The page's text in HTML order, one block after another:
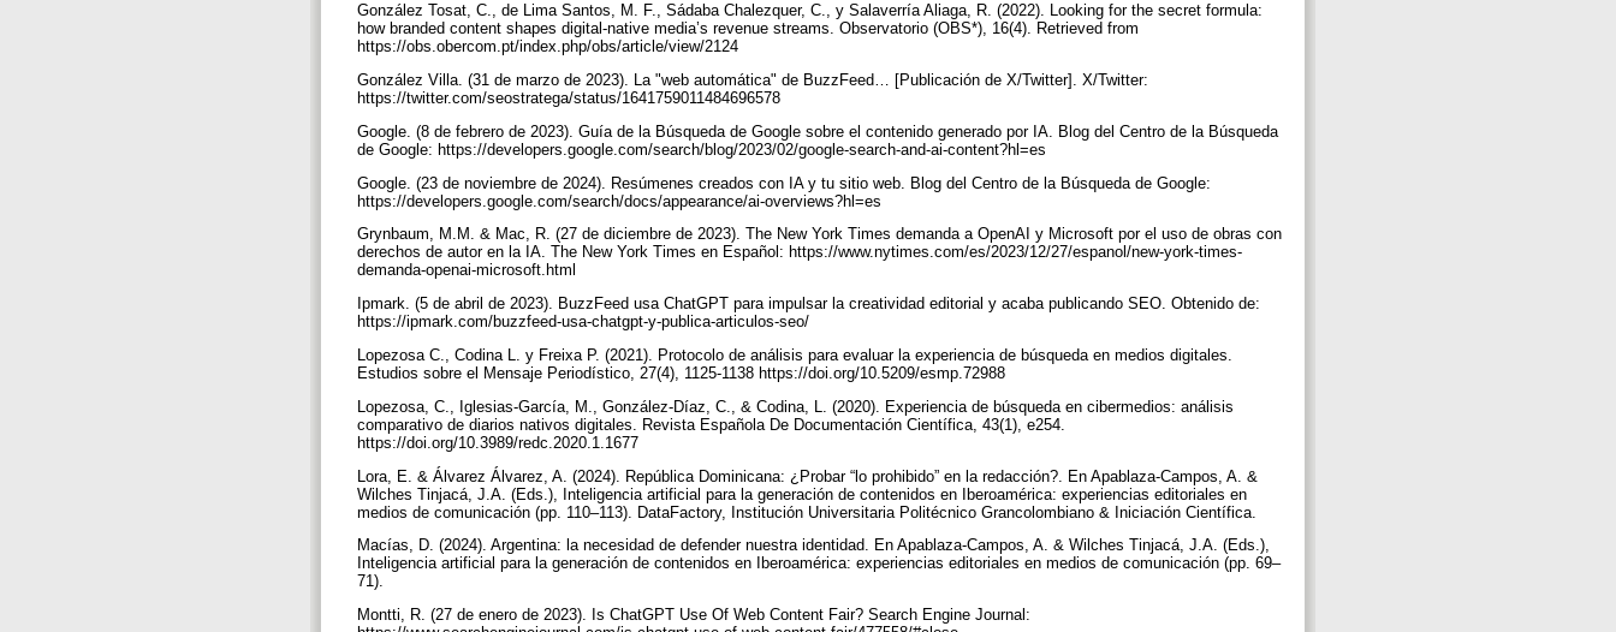
González Tosat, C., de Lima Santos, M. F., Sádaba Chalezquer, C., y Salaverría Aliaga, R. (2022). Looking for the secret formula:
how branded content shapes digital-native media’s revenue streams. Observatorio (OBS*), 16(4). Retrieved from
https://obs.obercom.pt/index.php/obs/article/view/2124
González Villa. (31 de marzo de 2023). La "web automática" de BuzzFeed… [Publicación de X/Twitter]. X/Twitter:
https://twitter.com/seostratega/status/1641759011484696578
Google. (8 de febrero de 2023). Guía de la Búsqueda de Google sobre el contenido generado por IA. Blog del Centro de la Búsqueda
de Google: https://developers.google.com/search/blog/2023/02/google-search-and-ai-content?hl=es
Google. (23 de noviembre de 2024). Resúmenes creados con IA y tu sitio web. Blog del Centro de la Búsqueda de Google:
https://developers.google.com/search/docs/appearance/ai-overviews?hl=es
Grynbaum, M.M. & Mac, R. (27 de diciembre de 2023). The New York Times demanda a OpenAI y Microsoft por el uso de obras con
derechos de autor en la IA. The New York Times en Español: https://www.nytimes.com/es/2023/12/27/espanol/new-york-times-
demanda-openai-microsoft.html
Ipmark. (5 de abril de 2023). BuzzFeed usa ChatGPT para impulsar la creatividad editorial y acaba publicando SEO. Obtenido de:
https://ipmark.com/buzzfeed-usa-chatgpt-y-publica-articulos-seo/
Lopezosa C., Codina L. y Freixa P. (2021). Protocolo de análisis para evaluar la experiencia de búsqueda en medios digitales.
Estudios sobre el Mensaje Periodístico, 27(4), 1125-1138 https://doi.org/10.5209/esmp.72988
Lopezosa, C., Iglesias-García, M., González-Díaz, C., & Codina, L. (2020). Experiencia de búsqueda en cibermedios: análisis
comparativo de diarios nativos digitales. Revista Española De Documentación Científica, 43(1), e254.
https://doi.org/10.3989/redc.2020.1.1677
Lora, E. & Álvarez Álvarez, A. (2024). República Dominicana: ¿Probar “lo prohibido” en la redacción?. En Apablaza-Campos, A. &
Wilches Tinjacá, J.A. (Eds.), Inteligencia artificial para la generación de contenidos en Iberoamérica: experiencias editoriales en
medios de comunicación (pp. 110–113). DataFactory, Institución Universitaria Politécnico Grancolombiano & Iniciación Científica.
Macías, D. (2024). Argentina: la necesidad de defender nuestra identidad. En Apablaza-Campos, A. & Wilches Tinjacá, J.A. (Eds.),
Inteligencia artificial para la generación de contenidos en Iberoamérica: experiencias editoriales en medios de comunicación (pp. 69–
71).
Montti, R. (27 de enero de 2023). Is ChatGPT Use Of Web Content Fair? Search Engine Journal: